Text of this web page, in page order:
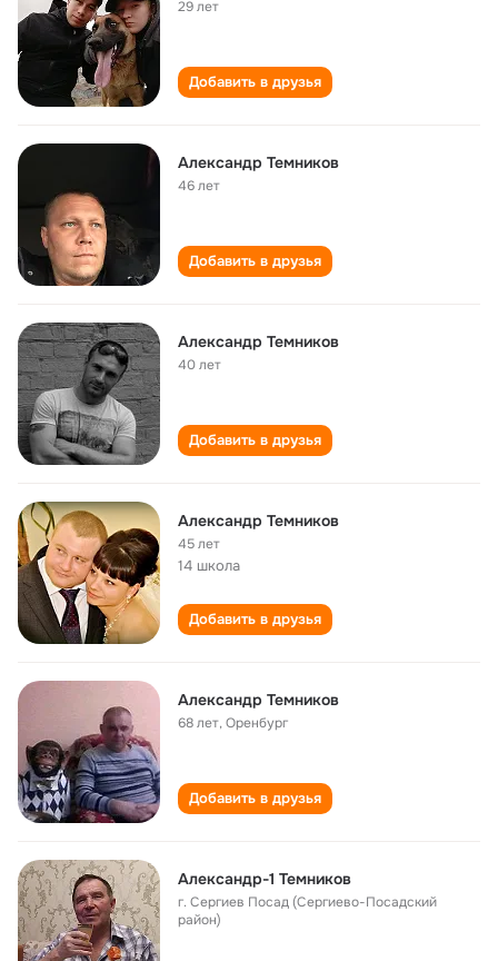
29 лет
Добавить в друзья
Александр Темников
46 лет
Добавить в друзья
Александр Темников
40 лет
Добавить в друзья
Александр Темников
45 лет
14 школа
Добавить в друзья
Александр Темников
68 лет,Оренбург
Добавить в друзья
Александр-1 Темников
г. Сергиев Посад (Сергиево-Посадский
район)